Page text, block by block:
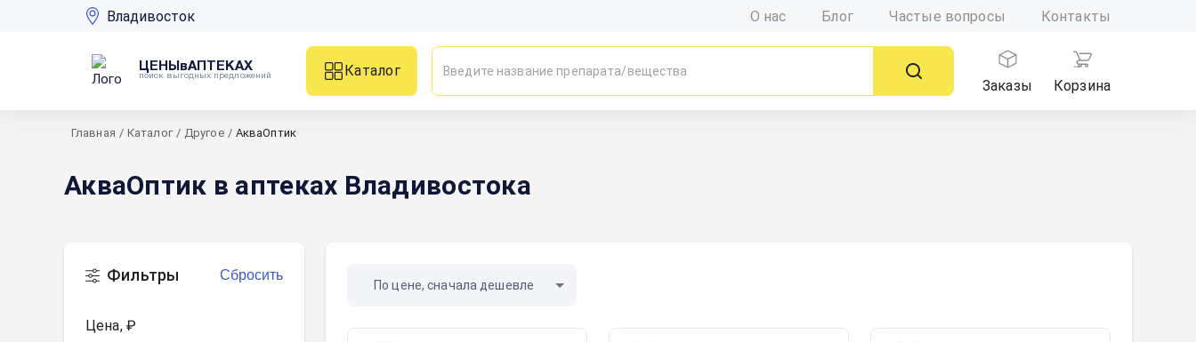
Владивосток О нас Блог Частые вопросы Контакты
ЦЕНЫвАПТЕКАХ
поиск выгодных предложений
Каталог
Заказы
Корзина
Главная / Каталог / Другое / АкваОптик
АкваОптик в аптеках Владивостока
Фильтры Сбросить
Цена, ₽
По цене, сначала дешевле